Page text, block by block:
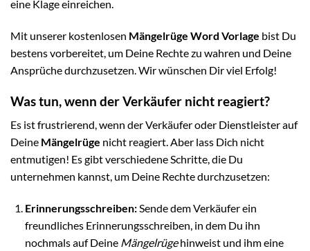
eine Klage einreichen.
Mit unserer kostenlosen Mängelrüge Word Vorlage bist Du
bestens vorbereitet, um Deine Rechte zu wahren und Deine
Ansprüche durchzusetzen. Wir wünschen Dir viel Erfolg!
Was tun, wenn der Verkäufer nicht reagiert?
Es ist frustrierend, wenn der Verkäufer oder Dienstleister auf
Deine Mängelrüge nicht reagiert. Aber lass Dich nicht
entmutigen! Es gibt verschiedene Schritte, die Du
unternehmen kannst, um Deine Rechte durchzusetzen:
Erinnerungsschreiben:Sende dem Verkäufer ein
freundliches Erinnerungsschreiben, in dem Du ihn
nochmals auf Deine Mängelrügehinweist und ihm eine